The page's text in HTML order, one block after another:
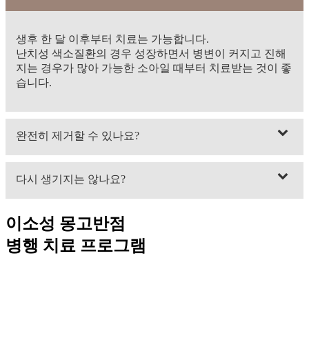
생후 한 달 이후부터 치료는 가능합니다.
난치성 색소질환의 경우 성장하면서 병변이 커지고 진해
지는 경우가 많아 가능한 소아일 때부터 치료받는 것이 좋
습니다.
완전히 제거할 수 있나요?
진피층에 자리 잡은 색소는 치료 후 색소가 외부로 즉각
배출되지 않고, 체내에서 제거 과정을 거쳐야 하기 때문에
시간이 오래 걸릴 수는 있으나, 반복 시술을 통해 완전히
없어지기도 합니다.
다시 생기지는 않나요?
제대로 치료하면 재발이 발생하지 않습니다. 그러나 멜라
닌이 함유되어 있지 않던 멜라닌 세포가 성인이 되면서 호
르몬의 영향 등으로 멜라닌 재생성을 일으켜 다시 나타날
이소성 몽고반점
병행 치료 프로그램